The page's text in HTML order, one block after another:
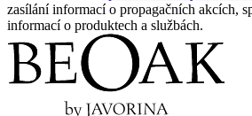
zasílání informací o propagačních akcích,
informací o produktech a službách.